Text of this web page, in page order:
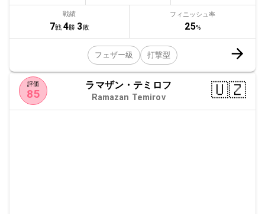
戦績
7戦 4勝 3敗
フィニッシュ率
25%
フェザー級 打撃型
評価
85
ラマザン・テミロフ
Ramazan Temirov 🇺🇿